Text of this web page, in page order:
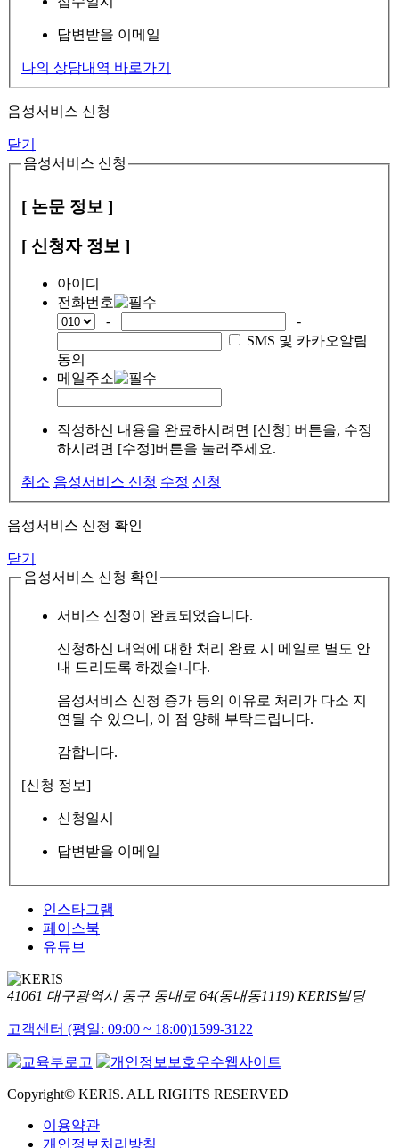
답변받을 이메일
나의 상담내역 바로가기
음성서비스 신청
닫기
음성서비스 신청
[ 논문 정보 ]
[ 신청자 정보 ]
아이디
전화번호
-
-
SMS 및 카카오알림
동의
메일주소
작성하신 내용을 완료하시려면 [신청] 버튼을, 수정
하시려면 [수정]버튼을 눌러주세요.
취소 음성서비스 신청 수정 신청
음성서비스 신청 확인
닫기
음성서비스 신청 확인
서비스 신청이 완료되었습니다.
신청하신 내역에 대한 처리 완료 시 메일로 별도 안
내 드리도록 하겠습니다.
음성서비스 신청 증가 등의 이유로 처리가 다소 지
연될 수 있으니, 이 점 양해 부탁드립니다.
감합니다.
[신청 정보]
신청일시
답변받을 이메일
인스타그램
페이스북
유튜브
41061 대구광역시 동구 동내로 64(동내동1119) KERIS빌딩
고객센터 (평일: 09:00 ~ 18:00)1599-3122
Copyright© KERIS. ALL RIGHTS RESERVED
이용약관
개인정보처리방침